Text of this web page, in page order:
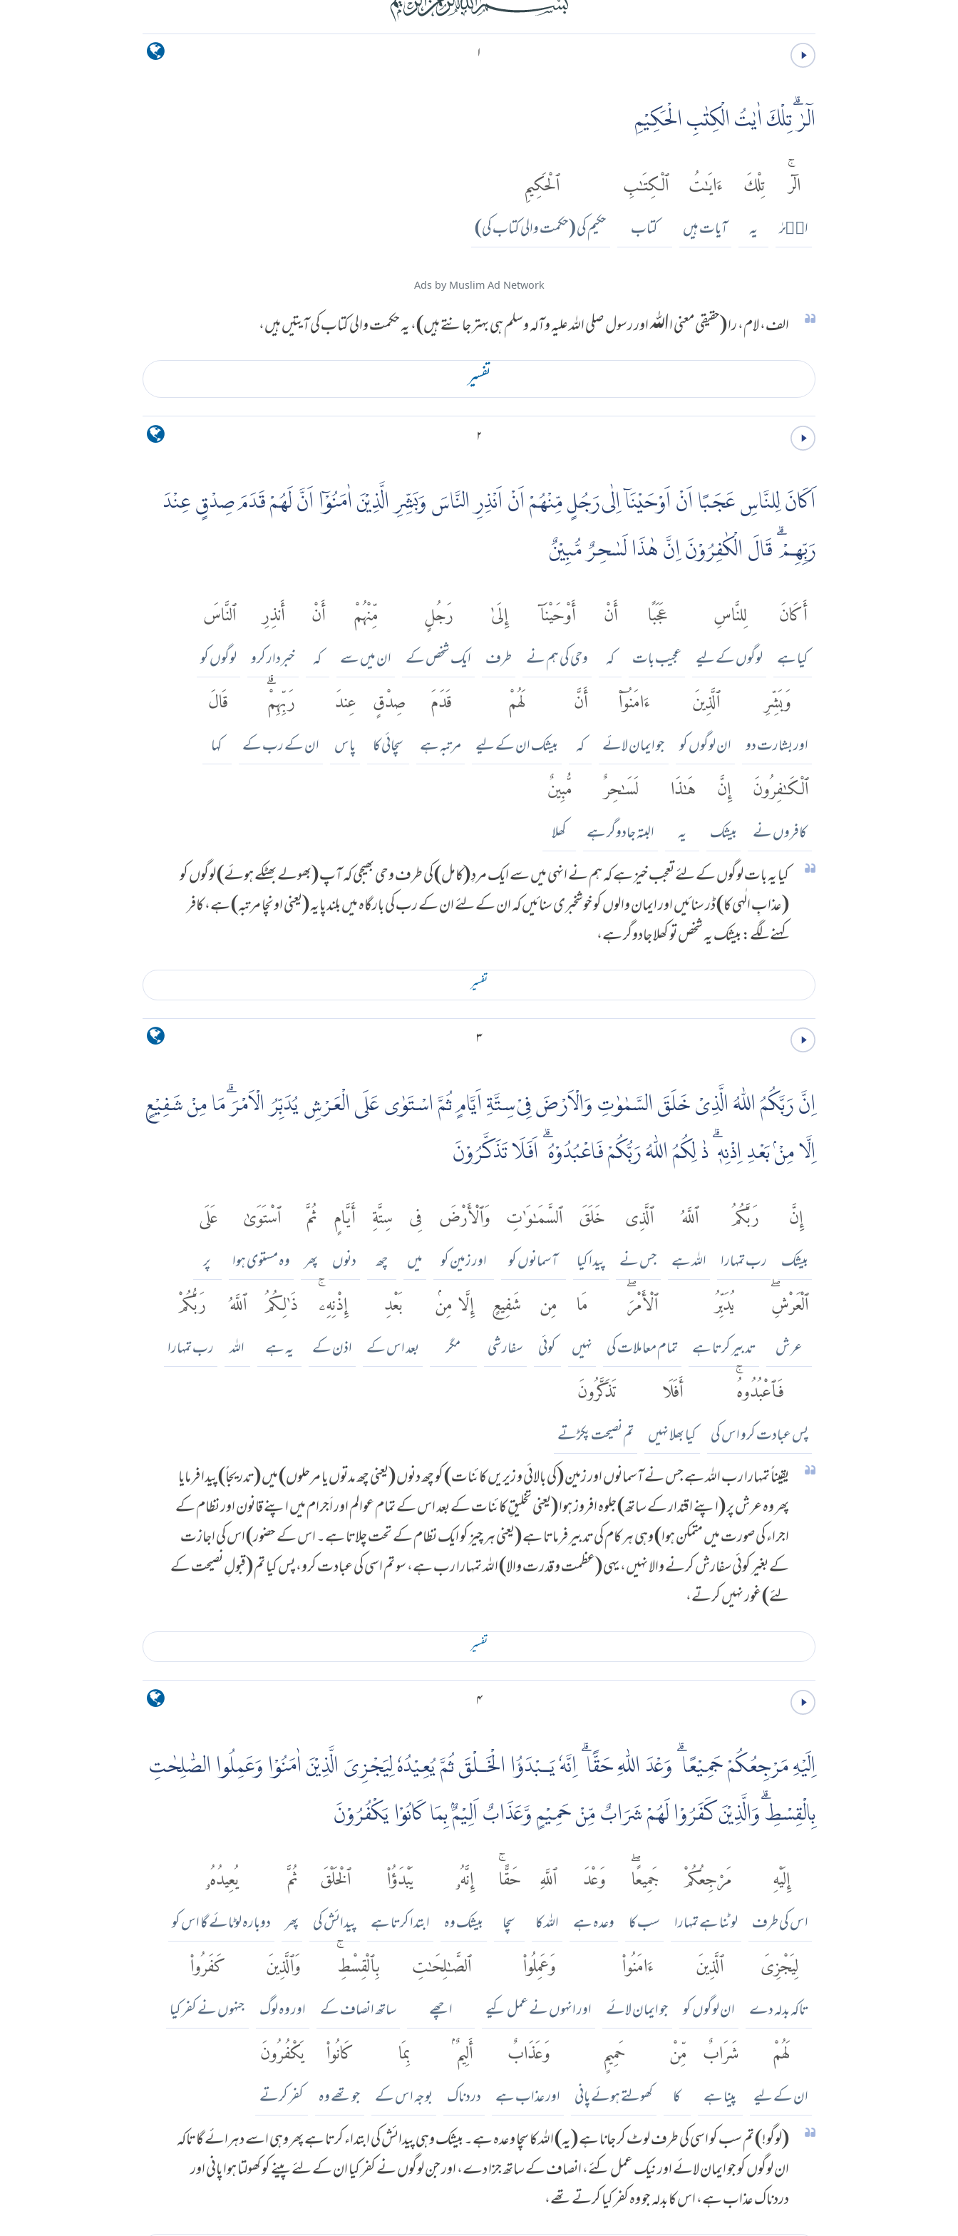
۱
الٓرٰۗ تِلْكَ اٰيٰتُ الْكِتٰبِ الْحَكِيْمِ
الٓرۚ
الۗرٰ
تِلْكَ
یہ
ءَايَٰتُ
آیات ہیں
ٱلْكِتَٰبِ
کتاب
ٱلْحَكِيمِ
حکیم کی (حکمت والی کتاب کی)
Ads by Muslim Ad Network
الف، لام، را (حقیقی معنی اﷲ اور رسول صلی اللہ علیہ وآلہ وسلم ہی بہتر جانتے ہیں)، یہ حکمت والی کتاب کی آیتیں ہیں،
تفسير
۲
اَكَانَ لِلنَّاسِ عَجَبًا اَنْ اَوْحَيْنَاۤ اِلٰى رَجُلٍ مِّنْهُمْ اَنْ اَنْذِرِ النَّاسَ وَبَشِّرِ الَّذِيْنَ اٰمَنُوْۤا اَنَّ لَهُمْ قَدَمَ صِدْقٍ عِنْدَ
رَبِّهِمْ ۗ قَالَ الْكٰفِرُوْنَ اِنَّ هٰذَا لَسٰحِرٌ مُّبِيْنٌ
أَكَانَ
کیا ہے
لِلنَّاسِ
لوگوں کے لیے
عَجَبًا
عجیب بات
أَنْ
کہ
أَوْحَيْنَآ
وحی کی ہم نے
إِلَىٰ
طرف
رَجُلٍ
ایک شخص کے
مِّنْهُمْ
ان میں سے
أَنْ
کہ
أَنذِرِ
خبردار کرو
ٱلنَّاسَ
لوگوں کو
وَبَشِّرِ
اور بشارت دو
ٱلَّذِينَ
ان لوگوں کو
ءَامَنُوٓا۟
جو ایمان لائے
أَنَّ
کہ
لَهُمْ
بیشک ان کے لیے
قَدَمَ
مرتبہ ہے
صِدْقٍ
سچائی کا
عِندَ
پاس
رَبِّهِمْۗ
ان کے رب کے
قَالَ
کہا
ٱلْكَٰفِرُونَ
کافروں نے
إِنَّ
بیشک
هَٰذَا
یہ
لَسَٰحِرٌ
البتہ جادوگر ہے
مُّبِينٌ
کھلا
کیا یہ بات لوگوں کے لئے تعجب خیز ہے کہ ہم نے انہی میں سے ایک مردِ (کامل) کی طرف وحی بھیجی کہ آپ (بھولے بھٹکے ہوئے) لوگوں کو
(عذابِ الٰہی کا) ڈر سنائیں اور ایمان والوں کو خوشخبری سنائیں کہ ان کے لئے ان کے رب کی بارگاہ میں بلند پایہ (یعنی اونچا مرتبہ) ہے، کافر
کہنے لگے: بیشک یہ شخص تو کھلا جادوگر ہے،
تفسير
۳
اِنَّ رَبَّكُمُ اللّٰهُ الَّذِىْ خَلَقَ السَّمٰوٰتِ وَالْاَرْضَ فِىْ سِتَّةِ اَيَّامٍ ثُمَّ اسْتَوٰى عَلَى الْعَرْشِ يُدَبِّرُ الْاَمْرَۗ مَا مِنْ شَفِيْعٍ
اِلَّا مِنْۢ بَعْدِ اِذْنِهٖ ۗ ذٰ لِكُمُ اللّٰهُ رَبُّكُمْ فَاعْبُدُوْهُ ۗ اَفَلَا تَذَكَّرُوْنَ
إِنَّ
بیشک
رَبَّكُمُ
رب تمہارا
ٱللَّهُ
اللہ ہے
ٱلَّذِى
جس نے
خَلَقَ
پیدا کیا
ٱلسَّمَٰوَٰتِ
آسمانوں کو
وَٱلْأَرْضَ
اور زمین کو
فِى
میں
سِتَّةِ
چھ
أَيَّامٍ
دنوں
ثُمَّ
پھر
ٱسْتَوَىٰ
وہ مستوی ہوا
عَلَى
پر
ٱلْعَرْشِۖ
عرش
يُدَبِّرُ
تدبیر کرتا ہے
ٱلْأَمْرَۖ
تمام معاملات کی
مَا
نہیں
مِن
کوئی
شَفِيعٍ
سفارشی
إِلَّا مِنۢ
مگر
بَعْدِ
بعد اس کے
إِذْنِهِۦۚ
اذن کے
ذَٰلِكُمُ
یہ ہے
ٱللَّهُ
اللہ
رَبُّكُمْ
رب تمہارا
فَٱعْبُدُوهُۚ
پس عبادت کرو اس کی
أَفَلَا
کیا بھلا نہیں
تَذَكَّرُونَ
تم نصیحت پکڑتے
یقیناً تمہارا رب اللہ ہے جس نے آسمانوں اور زمین (کی بالائی و زیریں کائنات) کو چھ دنوں (یعنی چھ مدتوں یا مرحلوں) میں (تدریجاً) پیدا فرمایا
پھر وہ عرش پر (اپنے اقتدار کے ساتھ) جلوہ افروز ہوا (یعنی تخلیقِ کائنات کے بعد اس کے تمام عوالم اور اَجرام میں اپنے قانون اور نظام کے
اجراء کی صورت میں متمکن ہوا) وہی ہر کام کی تدبیر فرماتا ہے (یعنی ہر چیز کو ایک نظام کے تحت چلاتا ہے۔ اس کے حضور) اس کی اجازت
کے بغیر کوئی سفارش کرنے والا نہیں، یہی (عظمت و قدرت والا) اللہ تمہارا رب ہے، سو تم اسی کی عبادت کرو، پس کیا تم (قبولِ نصیحت کے
لئے) غور نہیں کرتے،
تفسير
۴
اِلَيْهِ مَرْجِعُكُمْ جَمِيْعًا ۗ وَعْدَ اللّٰهِ حَقًّا ۗ اِنَّهٗ يَـبْدَؤُا الْخَـلْقَ ثُمَّ يُعِيْدُهٗ لِيَجْزِىَ الَّذِيْنَ اٰمَنُوْا وَعَمِلُوا الصّٰلِحٰتِ
بِالْقِسْطِۗ وَالَّذِيْنَ كَفَرُوْا لَهُمْ شَرَابٌ مِّنْ حَمِيْمٍ وَّعَذَابٌ اَلِيْمٌۢ بِمَا كَانُوْا يَكْفُرُوْنَ
إِلَيْهِ
اس کی طرف
مَرْجِعُكُمْ
لوٹنا ہے تمہارا
جَمِيعًاۖ
سب کا
وَعْدَ
وعدہ ہے
ٱللَّهِ
اللہ کا
حَقًّاۚ
سچا
إِنَّهُۥ
بیشک وہ
يَبْدَؤُا۟
ابتدا کرتا ہے
ٱلْخَلْقَ
پیدائش کی
ثُمَّ
پھر
يُعِيدُهُۥ
دوبارہ لوٹائے گا اس کو
لِيَجْزِىَ
تاکہ بدلہ دے
ٱلَّذِينَ
ان لوگوں کو
ءَامَنُوا۟
جو ایمان لائے
وَعَمِلُوا۟
اور انہوں نے عمل کیے
ٱلصَّٰلِحَٰتِ
اچھے
بِٱلْقِسْطِۚ
ساتھ انصاف کے
وَٱلَّذِينَ
اور وہ لوگ
كَفَرُوا۟
جنہوں نے کفر کیا
لَهُمْ
ان کے لیے
شَرَابٌ
پینا ہے
مِّنْ
کا
حَمِيمٍ
کھولتے ہوئے پانی
وَعَذَابٌ
اور عذاب ہے
أَلِيمٌۢ
دردناک
بِمَا
بوجہ اس کے
كَانُوا۟
جو تھے وہ
يَكْفُرُونَ
کفر کرتے
(لوگو!) تم سب کو اسی کی طرف لوٹ کر جانا ہے (یہ) اللہ کا سچا وعدہ ہے۔ بیشک وہی پیدائش کی ابتداء کرتا ہے پھر وہی اسے دہرائے گا تاکہ
ان لوگوں کو جو ایمان لائے اور نیک عمل کئے، انصاف کے ساتھ جزا دے، اور جن لوگوں نے کفر کیا ان کے لئے پینے کو کھولتا ہوا پانی اور
دردناک عذاب ہے، اس کا بدلہ جو وہ کفر کیا کرتے تھے،